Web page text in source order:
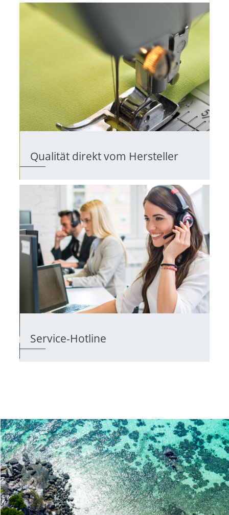
Service-Hotline
Qualität direkt vom Hersteller